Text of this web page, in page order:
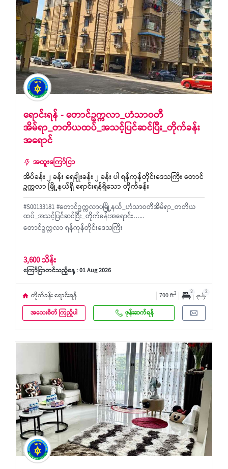
ရောင်းရန် - တောင်ဥက္ကလာ_ဟံသာဝတီ
အိမ်ရာ_တတိယထပ်_အသင့်ပြင်ဆင်ပြီး_တိုက်ခန်း
အရောင်
အထူးကြော်ငြာ
အိပ်ခန်း ၂ ခန်း ရေချိုးခန်း ၂ ခန်း ပါ ရန်ကုန်တိုင်းဒေသကြီး တောင်
ဥက္ကလာ မြို့နယ်ရှိ ရောင်းရန်ရှိသော တိုက်ခန်း
#S00133181 #တောင်ဥက္ကလာပမြို့နယ်_ဟံသာဝတီအိမ်ရာ_တတိယ
ထပ်_အသင့်ပြင်ဆင်ပြီး_တိုက်ခန်းအရောင်း…...
တောင်ဥက္ကလာ ရန်ကုန်တိုင်းဒေသကြီး
3,600 သိန်း
ကြော်ငြာတင်သည့်နေ့ : 01 Aug 2026
တိုက်ခန်း ရောင်းရန် 700 ft2 2 2
အသေးစိတ် ကြည့်ပါ ဖုန်းဆက်ရန်